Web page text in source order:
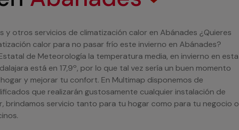
y otros servicios de climatización calor en Abánades ¿Quieres
calor para no pasar frío este invierno en Abánades?
de Meteorología la temperatura media, en invierno en esta
está en 17,9º, por lo que tal vez sería un buen momento
y mejorar tu confort. En Multimap disponemos de
que realizarán gustosamente cualquier instalación de
brindamos servicio tanto para tu hogar como para tu negocio o